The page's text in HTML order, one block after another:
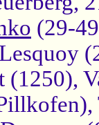
(29-
(1250),